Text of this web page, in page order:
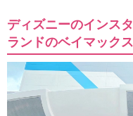
ディズニーのインス
ランドのベイマック